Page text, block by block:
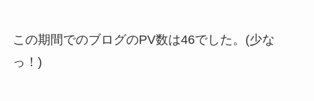
この期間でのブログのPV数は46でした。(少な
っ！)